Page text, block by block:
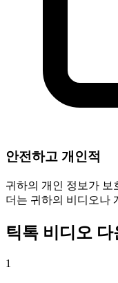
안전하고 개인적
귀하의 개인 정보가 보
더는 귀하의 비디오나
틱톡 비디오
1